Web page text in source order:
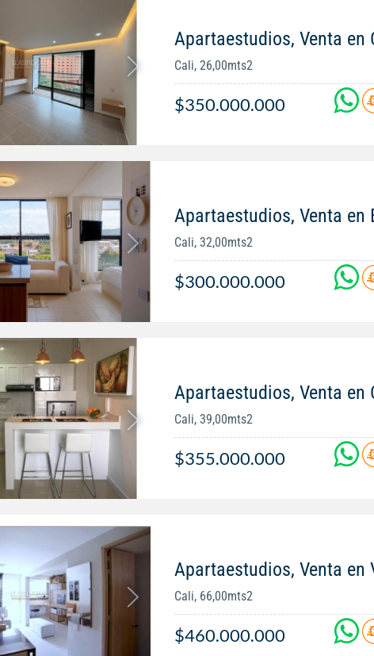
Apartaestudios, Venta en
Cali, 26,00mts2
$350.000.000
Apartaestudios, Venta en
Cali, 32,00mts2
$300.000.000
Apartaestudios, Venta en
Cali, 39,00mts2
$355.000.000
Apartaestudios, Venta en
Cali, 66,00mts2
$460.000.000